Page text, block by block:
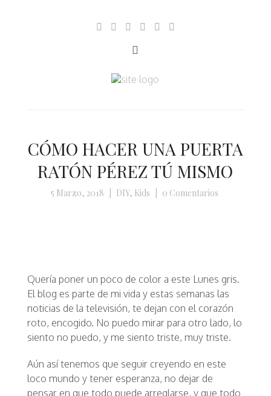
CÓMO HACER UNA PUERTA
RATÓN PÉREZ TÚ MISMO
5 Marzo, 2018 DIY, Kids 0 Comentarios
Quería poner un poco de color a este Lunes gris.
El blog es parte de mi vida y estas semanas las
noticias de la televisión, te dejan con el corazón
roto, encogido. No puedo mirar para otro lado, lo
siento no puedo, y me siento triste, muy triste.
Aún así tenemos que seguir creyendo en este
loco mundo y tener esperanza, no dejar de
pensar en que todo puede arreglarse, y que todo